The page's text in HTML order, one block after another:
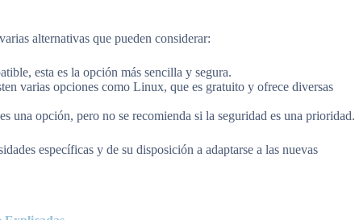
alternativas que pueden considerar:
esta es la opción más sencilla y segura.
varias opciones como Linux, que es gratuito y ofrece diversas
una opción, pero no se recomienda si la seguridad es una prioridad.
específicas y de su disposición a adaptarse a las nuevas